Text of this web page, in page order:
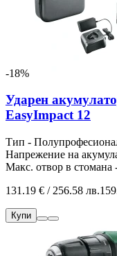
-18%
Ударен
EasyImpact 12
Тип -
Напрежение на
Макс. отвор в стомана
131.19 € / 256.58 лв.
Купи